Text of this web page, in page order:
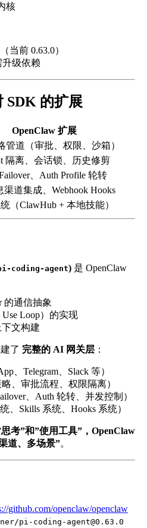
核
当前 0.63.0）
升级依赖
SDK 的扩展
OpenClaw 扩展
管道（审批、权限、沙箱）
隔离、会话锁、历史修剪
、Auth Profile 轮转
渠道集成、Webhook Hooks
（ClawHub + 本地技能）
coding-agent) 是 OpenClaw
的通信抽象
Loop）的实现
文构建
了 完整的 AI 网关层 ：
、Telegram、Slack 等）
略、审批流程、权限隔离）
、Auth 轮转、并发控制）
统、Skills 系统、Hooks 系统）
考”和”使用工具”，OpenClaw
道、多场景”。
github.com/openclaw/openclaw
pi-coding-agent@0.63.0